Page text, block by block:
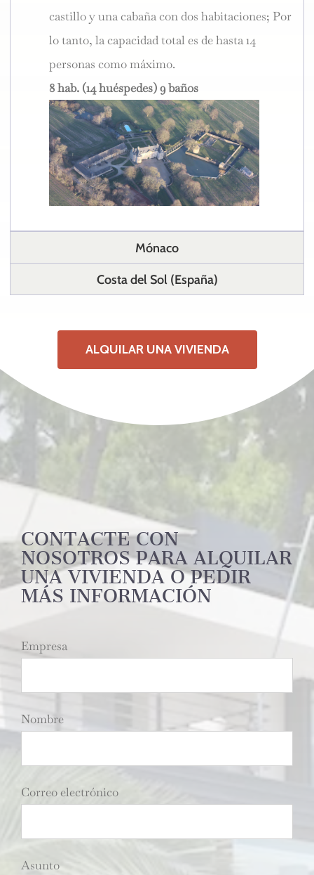
castillo y una cabaña con dos habitaciones; Por
lo tanto, la capacidad total es de hasta 14
personas como máximo.
8 hab. (14 huéspedes) 9 baños
Mónaco
Costa del Sol (España)
ALQUILAR UNA VIVIENDA
CONTACTE CON
NOSOTROS PARA ALQUILAR
UNA VIVIENDA O PEDIR
MÁS INFORMACIÓN
Empresa
Nombre
Correo electrónico
Asunto